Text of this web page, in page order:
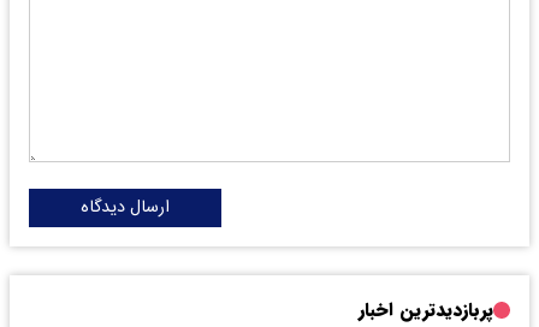
ارسال دیدگاه
پربازدیدترین اخبار